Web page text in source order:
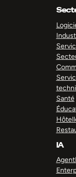
Santé
IA